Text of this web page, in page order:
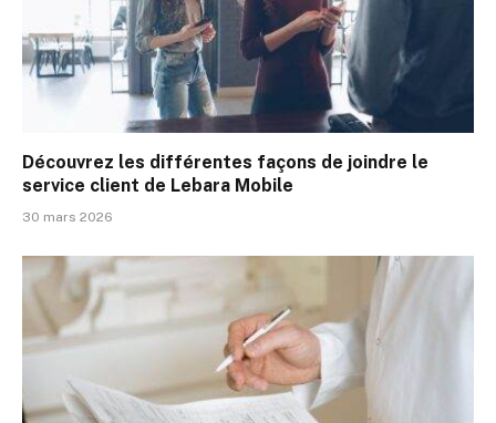
Découvrez les différentes façons de joindre le
service client de Lebara Mobile
30 mars 2026